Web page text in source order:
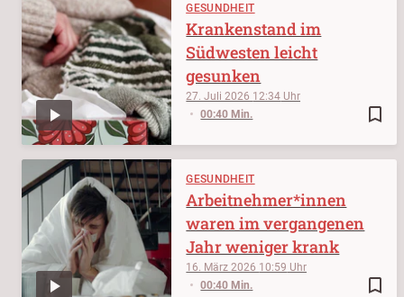
GESUNDHEIT
bookmark_border
27. Juli 2026 12:34
00:40 Min.
Krankenstand im
Südwesten leicht
gesunken
GESUNDHEIT
bookmark_border
16. März 2026 10:59
00:40 Min.
Arbeitnehmer*innen
waren im vergangenen
Jahr weniger krank